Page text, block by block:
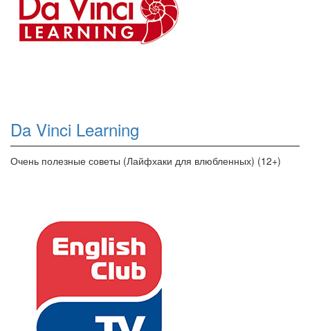
Da Vinci Learning
Очень полезные советы (Лайфхаки для влюбленных) (12+)